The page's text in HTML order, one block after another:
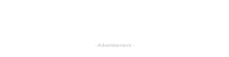
- Advertisement -